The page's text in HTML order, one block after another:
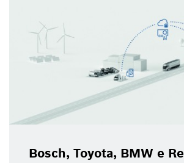
BMW e Repsol